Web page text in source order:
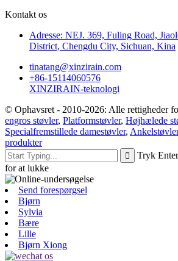
Kontakt os
Adresse: NEJ. 369, Fuling Road,
District, Chengdu City, Sichuan, Kina
tinatang@xinzirain.com
+86-15114060576
XINZIRAIN-teknologi
© Ophavsret - 2010-2026: Alle rettigheder
engros støvler, Platformstøvler, Højhælede
Specialfremstillede damestøvler, Ankelstøvler
produkter
Tryk
for at lukke
Send forespørgsel
Bjørn
Sylvia
Bære
Lille
Bjørn Xiong